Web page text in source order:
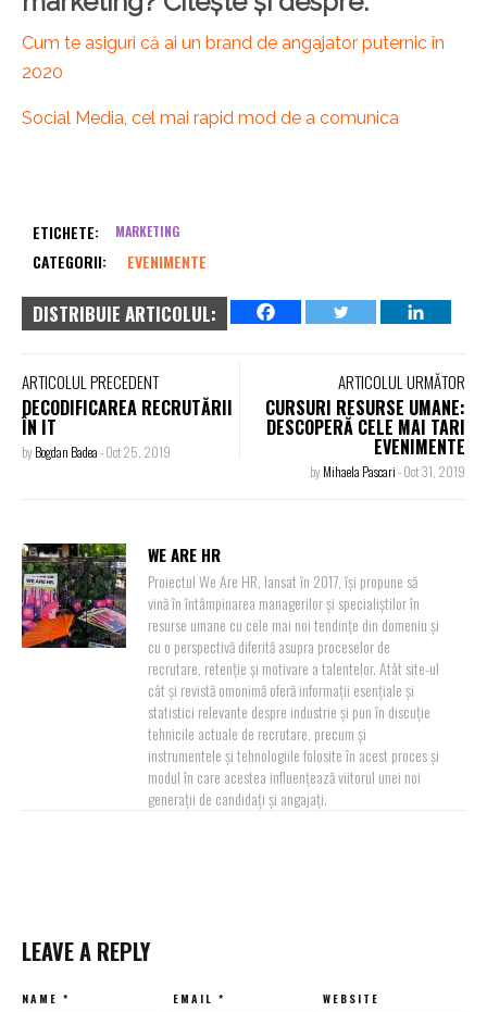
Cum te asiguri că ai un brand de angajator puternic în
2020
Social Media, cel mai rapid mod de a comunica
ETICHETE: MARKETING
CATEGORII: EVENIMENTE
DISTRIBUIE ARTICOLUL:
ARTICOLUL PRECEDENT
DECODIFICAREA RECRUTĂRII
ÎN IT
byBogdan Badea-Oct 25, 2019
ARTICOLUL URMĂTOR
CURSURI RESURSE UMANE:
DESCOPERĂ CELE MAI TARI
EVENIMENTE
byMihaela Pascari-Oct 31, 2019
WE ARE HR
Proiectul We Are HR, lansat în 2017, își propune să
vină în întâmpinarea managerilor și specialiștilor în
resurse umane cu cele mai noi tendințe din domeniu și
cu o perspectivă diferită asupra proceselor de
recrutare, retenție și motivare a talentelor. Atât site-ul
cât și revistă omonimă oferă informații esențiale și
statistici relevante despre industrie și pun în discuție
tehnicile actuale de recrutare, precum și
instrumentele și tehnologiile folosite în acest proces și
modul în care acestea influențează viitorul unei noi
generații de candidați și angajați.
LEAVE A REPLY
NAME * EMAIL * WEBSITE